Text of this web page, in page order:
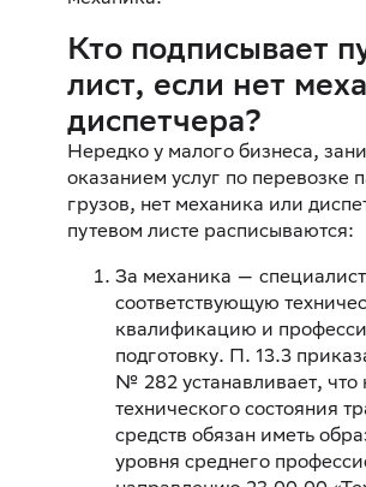
Кто подписывает
лист, если нет
диспетчера?
Нередко у малого бизнеса,
оказанием услуг по перевозке
грузов, нет механика или
путевом листе расписываются:
За механика —
соответствующую
квалификацию и
подготовку. П. 13.3
№ 282 устанавливает, что
технического состояния
средств обязан иметь
уровня среднего